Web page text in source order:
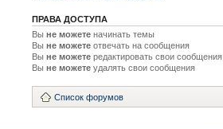
ПРАВА ДОСТУПА
Вы не можете начинать темы
Вы не можете отвечать на сообщения
Вы не можете редактировать свои сообщения
Вы не можете удалять свои сообщения
Список форумов